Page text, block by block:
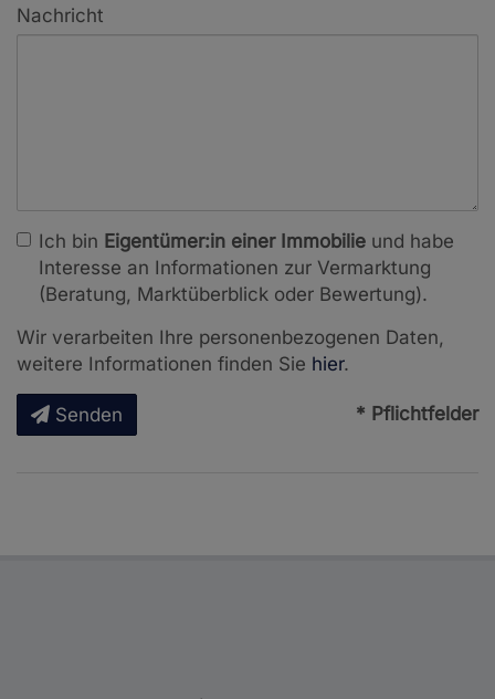
Nachricht
Ich bin Eigentümer:in einer Immobilie und habe
Interesse an Informationen zur Vermarktung
(Beratung, Marktüberblick oder Bewertung).
Wir verarbeiten Ihre personenbezogenen Daten,
weitere Informationen finden Sie hier.
Senden * Pflichtfelder